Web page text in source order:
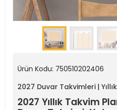
Ürün Kodu: 750510202406
2027 Duvar Takvimleri |
2027 Yıllık Takvim